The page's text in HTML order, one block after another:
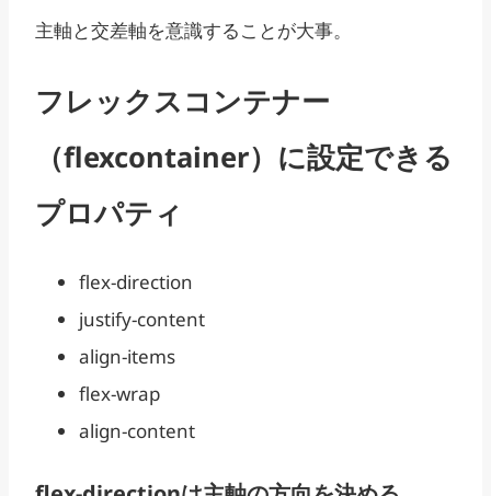
主軸と交差軸を意識することが大事。
フレックスコンテナー
（flexcontainer）に設定できる
プロパティ
flex-direction
justify-content
align-items
flex-wrap
align-content